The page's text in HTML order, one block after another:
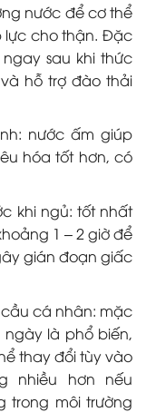
nước để cơ thể
lực cho thận. Đặc
sau khi thức
hỗ trợ đào thải
nước ấm giúp
hóa tốt hơn, có
khi ngủ: tốt nhất
1 – 2 giờ để
gián đoạn giấc
cá nhân: mặc
là phổ biến,
thay đổi tùy vào
nhiều hơn nếu
trong môi trường